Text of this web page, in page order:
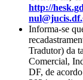
http://
Informa-se
Tradutor) da
Comercial,
DF, de